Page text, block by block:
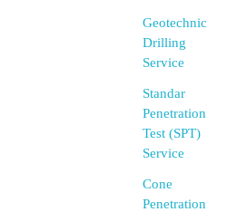
Geotechnic
Drilling
Service
Standar
Penetration
Test (SPT)
Service
Cone
Penetration